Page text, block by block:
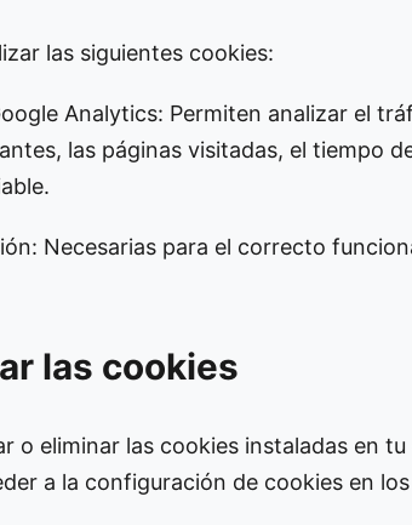
las siguientes cookies:
Analytics: Permiten analizar el
las páginas visitadas, el tiempo
Necesarias para el correcto
las cookies
o eliminar las cookies instaladas en
a la configuración de cookies en